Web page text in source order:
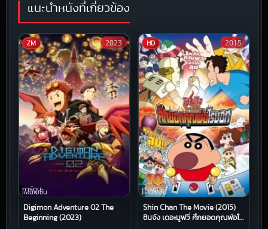
แนะนำหนังที่เกี่ยวข้อง
ZM
การ์ตูน
แอนิเมชัน
Digimon Adventure 02 The
Beginning (2023)
2023 HD
การ์ตูน
แอนิเมชัน
Shin Chan The Movie (2015)
ชินจัง เดอะมูฟวี่ ศึกยอดคุณพ่อโร
2015